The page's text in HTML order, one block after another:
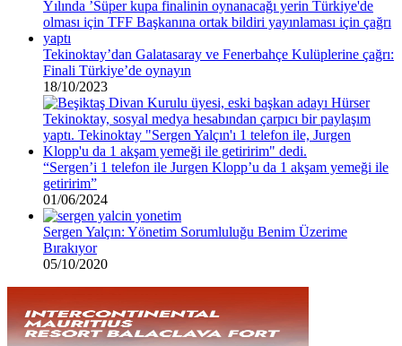
Tekinoktay’dan Galatasaray ve Fenerbahçe Kulüplerine çağrı:
Finali Türkiye’de oynayın
18/10/2023
“Sergen’i 1 telefon ile Jurgen Klopp’u da 1 akşam yemeği ile
getiririm”
01/06/2024
Sergen Yalçın: Yönetim Sorumluluğu Benim Üzerime
Bırakıyor
05/10/2020